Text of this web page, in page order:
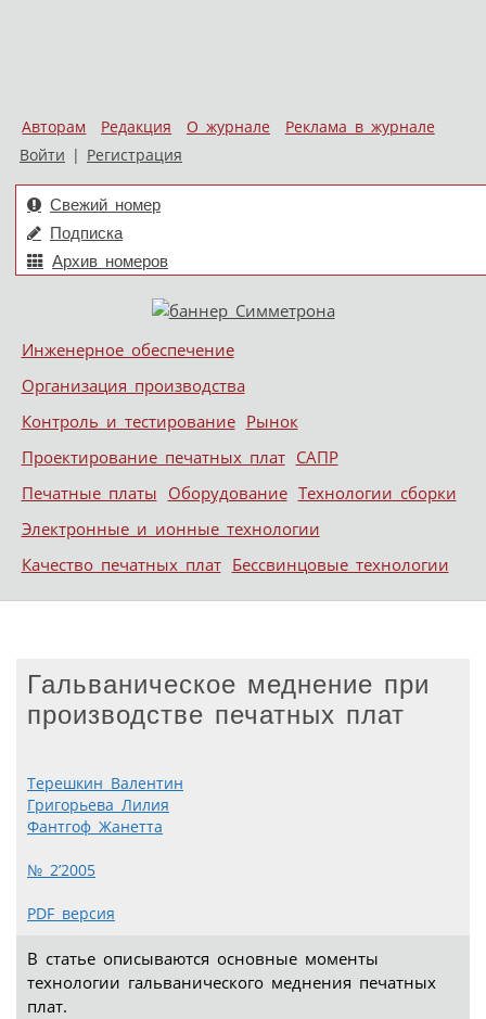
Авторам Редакция О журнале
Реклама в журнале
Войти | Регистрация
Свежий номер
Подписка
Архив номеров
Меню
Skip to content
Инженерное обеспечение
Организация производства
Контроль и тестирование Рынок
Проектирование печатных плат САПР
Печатные платы Оборудование Технологии сборки
Электронные и ионные технологии
Качество печатных плат Бессвинцовые технологии
Гальваническое меднение при
производстве печатных плат
Терешкин Валентин
Григорьева Лилия
Фантгоф Жанетта
№ 2’2005
PDF версия
В статье описываются основные моменты
технологии гальванического меднения печатных
плат.